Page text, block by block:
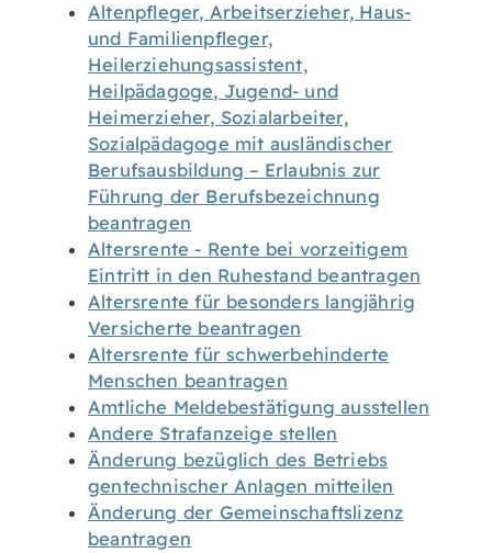
Altenpfleger, Arbeitserzieher, Haus-
und Familienpfleger,
Heilerziehungsassistent,
Heilpädagoge, Jugend- und
Heimerzieher, Sozialarbeiter,
Sozialpädagoge mit ausländischer
Berufsausbildung – Erlaubnis zur
Führung der Berufsbezeichnung
beantragen
Altersrente - Rente bei vorzeitigem
Eintritt in den Ruhestand beantragen
Altersrente für besonders langjährig
Versicherte beantragen
Altersrente für schwerbehinderte
Menschen beantragen
Amtliche Meldebestätigung ausstellen
Andere Strafanzeige stellen
Änderung bezüglich des Betriebs
gentechnischer Anlagen mitteilen
Änderung der Gemeinschaftslizenz
beantragen